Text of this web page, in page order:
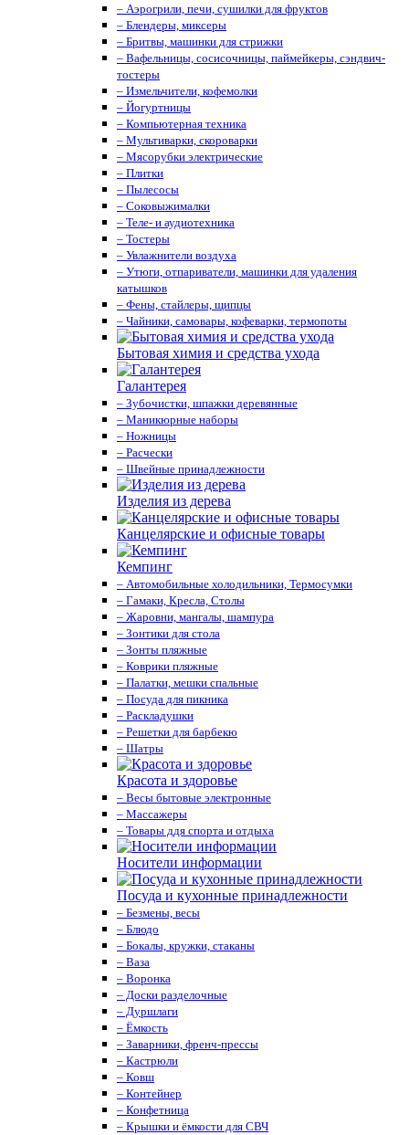
– Аэрогрили, печи, сушилки для фруктов
– Блендеры, миксеры
– Бритвы, машинки для стрижки
– Вафельницы, сосисочницы, паймейкеры, сэндвич-
тостеры
– Измельчители, кофемолки
– Йогуртницы
– Компьютерная техника
– Мультиварки, скороварки
– Мясорубки электрические
– Плитки
– Пылесосы
– Соковыжималки
– Теле- и аудиотехника
– Тостеры
– Увлажнители воздуха
– Утюги, отпариватели, машинки для удаления
катышков
– Фены, стайлеры, щипцы
– Чайники, самовары, кофеварки, термопоты
Бытовая химия и средства ухода
Галантерея
– Зубочистки, шпажки деревянные
– Маникюрные наборы
– Ножницы
– Расчески
– Швейные принадлежности
Изделия из дерева
Канцелярские и офисные товары
Кемпинг
– Автомобильные холодильники, Термосумки
– Гамаки, Кресла, Столы
– Жаровни, мангалы, шампура
– Зонтики для стола
– Зонты пляжные
– Коврики пляжные
– Палатки, мешки спальные
– Посуда для пикника
– Раскладушки
– Решетки для барбекю
– Шатры
Красота и здоровье
– Весы бытовые электронные
– Массажеры
– Товары ддя спорта и отдыха
Носители информации
Посуда и кухонные принадлежности
– Безмены, весы
– Блюдо
– Бокалы, кружки, стаканы
– Ваза
– Воронка
– Доски разделочные
– Дуршлаги
– Ёмкость
– Заварники, френч-прессы
– Кастрюли
– Ковш
– Контейнер
– Конфетница
– Крышки и ёмкости для СВЧ